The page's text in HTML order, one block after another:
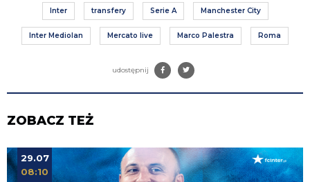
Inter transfery Serie A Manchester City
Inter Mediolan Mercato live Marco Palestra Roma
udostępnij
ZOBACZ TEŻ
29.07
08:10